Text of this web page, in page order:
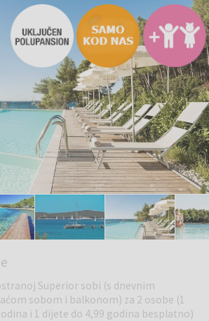
Superior sobi (s dnevnim
sobom i balkonom) za 2 osobe (1
i 1 dijete do 4,99 godina besplatno)